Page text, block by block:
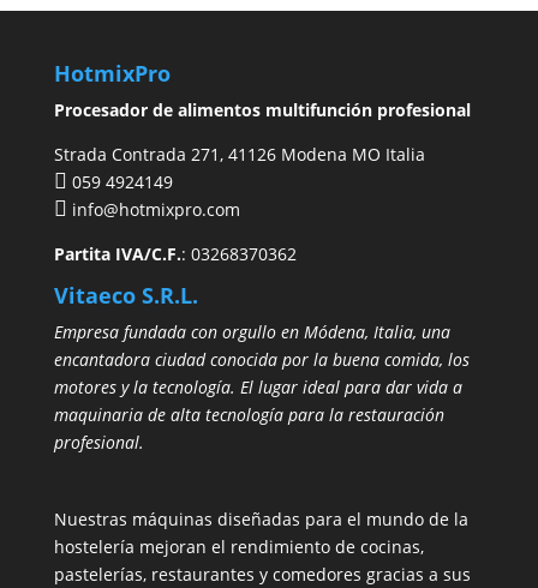
HotmixPro
Procesador de alimentos multifunción profesional
Strada Contrada 271, 41126 Modena MO Italia
059 4924149
info@hotmixpro.com
Partita IVA/C.F.: 03268370362
Vitaeco S.R.L.
Empresa fundada con orgullo en Módena, Italia, una
encantadora ciudad conocida por la buena comida, los
motores y la tecnología. El lugar ideal para dar vida a
maquinaria de alta tecnología para la restauración
profesional.
Nuestras máquinas diseñadas para el mundo de la
hostelería mejoran el rendimiento de cocinas,
pastelerías, restaurantes y comedores gracias a sus